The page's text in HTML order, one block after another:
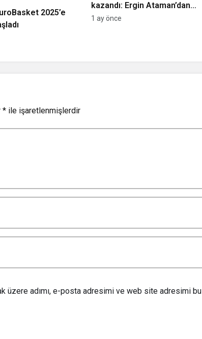
2025’e
kazandı: Ergin Ataman’dan
ikinci yarı vurgusu
1 ay önce
* ile işaretlenmişlerdir
üzere adımı, e-posta adresimi ve web site adresimi bu